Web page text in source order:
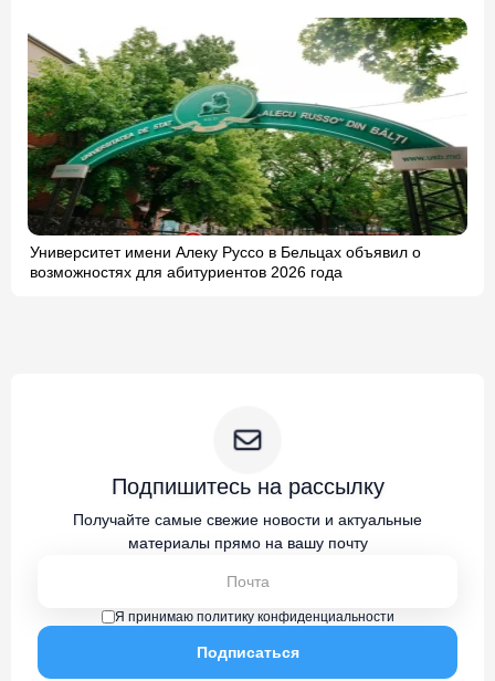
Университет имени Алеку Руссо в Бельцах объявил о
возможностях для абитуриентов 2026 года
Подпишитесь на рассылку
Получайте самые свежие новости и актуальные
материалы прямо на вашу почту
Я принимаю политику конфиденциальности